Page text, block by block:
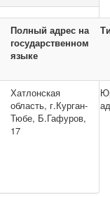
Полный адрес на
государственном
языке
Хатлонская
область, г.Курган-
Тюбе, Б.Гафуров,
17